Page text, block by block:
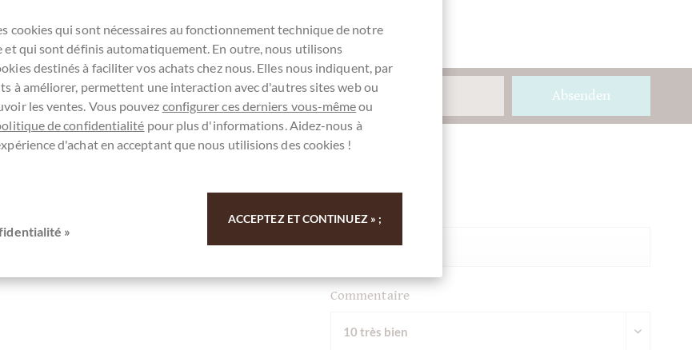
ici pour notre SchokoNEWS: Absenden
in weißer Schokolade
votre soutien.
Commentaire
cookies qui sont nécessaires au fonctionnement technique de notre
et qui sont définis automatiquement. En outre, nous utilisons
destinés à faciliter vos achats chez nous. Elles nous indiquent, par
à améliorer, permettent une interaction avec d'autres sites web ou
les ventes. Vous pouvez configurer ces derniers vous-mêmeou
de confidentialité pour plus d'informations. Aidez-nous à
d'achat en acceptant que nous utilisions des cookies !
»
ACCEPTEZ ET CONTINUEZ » ;